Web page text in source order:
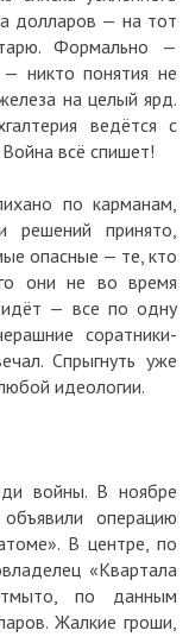
долларов — на тот
Формально —
— никто понятия не
на целый ярд.
ведётся с
всё спишет!
по карманам,
решений принято,
опасные — те, кто
они не во время
идёт — все по одну
соратники-
Спрыгнуть уже
идеологии.
войны. В ноябре
операцию
В центре, по
«Квартала
по данным
Жалкие гроши,